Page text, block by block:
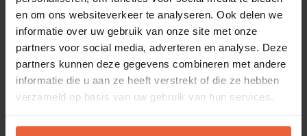
en om ons websiteverkeer te analyseren. Ook delen we
informatie over uw gebruik van onze site met onze
partners voor social media, adverteren en analyse. Deze
partners kunnen deze gegevens combineren met andere
informatie die u aan ze heeft verstrekt of die ze hebben
verzameld op basis van uw gebruik van hun services.
Wat is een leadmagnet?
marketinginstrument dat specifiek is ontworpen